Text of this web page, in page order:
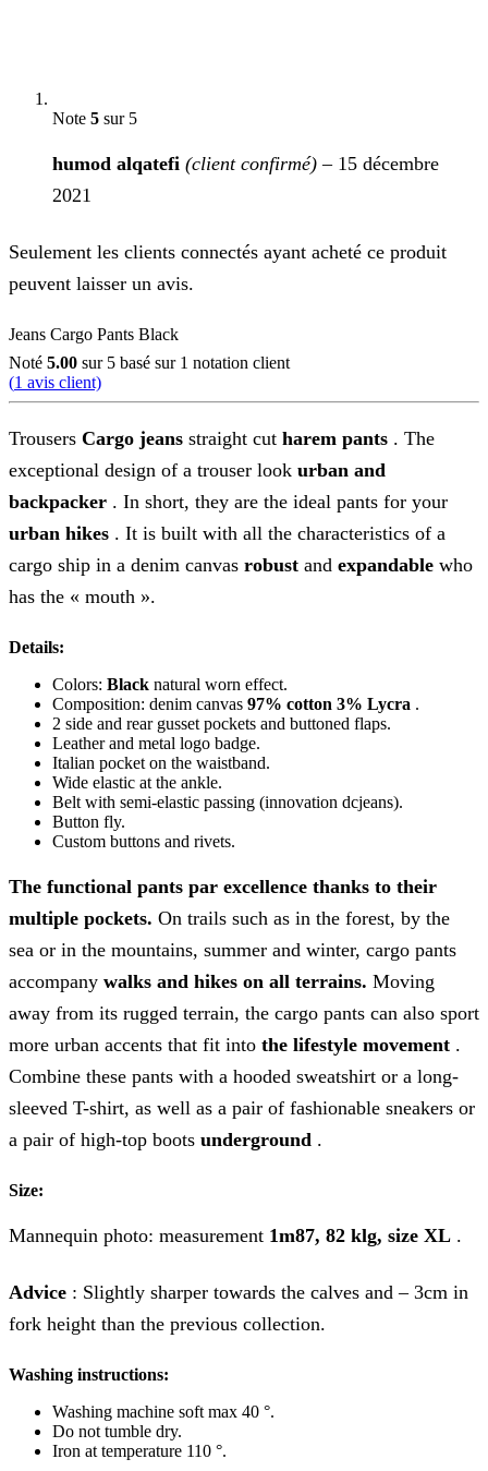
Note 5 sur 5
humod alqatefi (client confirmé) – 15 décembre
2021
Seulement les clients connectés ayant acheté ce produit
peuvent laisser un avis.
Jeans Cargo Pants Black
Noté 5.00 sur 5 basé sur 1 notation client
(1 avis client)
Trousers Cargo jeans straight cut harem pants . The
exceptional design of a trouser look urban and
backpacker . In short, they are the ideal pants for your
urban hikes . It is built with all the characteristics of a
cargo ship in a denim canvas robust and expandable who
has the « mouth ».
Details:
Colors: Black natural worn effect.
Composition: denim canvas 97% cotton 3% Lycra .
2 side and rear gusset pockets and buttoned flaps.
Leather and metal logo badge.
Italian pocket on the waistband.
Wide elastic at the ankle.
Belt with semi-elastic passing (innovation dcjeans).
Button fly.
Custom buttons and rivets.
The functional pants par excellence thanks to their
multiple pockets. On trails such as in the forest, by the
sea or in the mountains, summer and winter, cargo pants
accompany walks and hikes on all terrains. Moving
away from its rugged terrain, the cargo pants can also sport
more urban accents that fit into the lifestyle movement .
Combine these pants with a hooded sweatshirt or a long-
sleeved T-shirt, as well as a pair of fashionable sneakers or
a pair of high-top boots underground .
Size:
Mannequin photo: measurement 1m87, 82 klg, size XL .
Advice : Slightly sharper towards the calves and – 3cm in
fork height than the previous collection.
Washing instructions:
Washing machine soft max 40 °.
Do not tumble dry.
Iron at temperature 110 °.